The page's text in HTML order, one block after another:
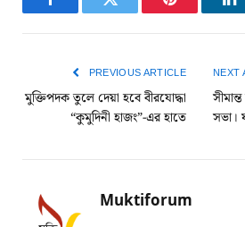
FacebookTwitter Pinterest
PREVIOUS ARTICLE
মুক্তিপদক তুলে দেয়া হবে বীরযোদ্ধা
“কুমুদিনী হাজং”-এর হাতে
NEXT
সভা।
Muktiforum